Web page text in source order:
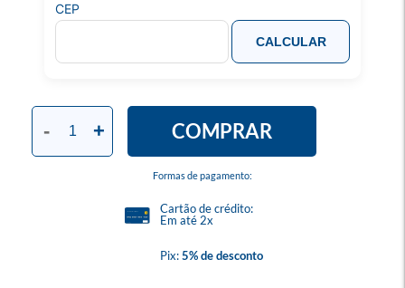
Formas de pagamento:
Cartão de crédito:
Em até 2x
Pix:5% de desconto
- + COMPRAR
CEP
CALCULAR